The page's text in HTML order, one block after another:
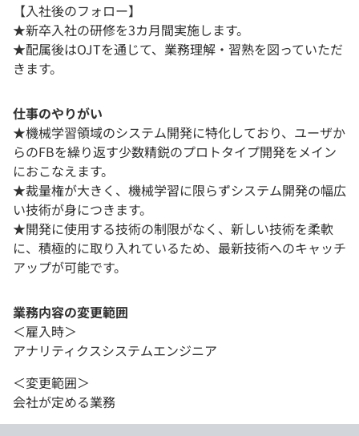
【入社後のフォロー】
★新卒入社の研修を3カ月間実施します。
★配属後はOJTを通じて、業務理解・習熟を図っていただ
きます。
仕事のやりがい
★機械学習領域のシステム開発に特化しており、ユーザか
らのFBを繰り返す少数精鋭のプロトタイプ開発をメイン
におこなえます。
★裁量権が大きく、機械学習に限らずシステム開発の幅広
い技術が身につきます。
★開発に使用する技術の制限がなく、新しい技術を柔軟
に、積極的に取り入れているため、最新技術へのキャッチ
アップが可能です。
業務内容の変更範囲
＜雇入時＞
アナリティクスシステムエンジニア
＜変更範囲＞
会社が定める業務